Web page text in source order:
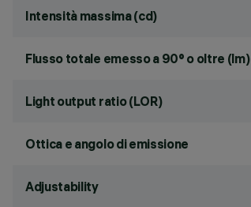
Intensità massima (cd)
Flusso totale emesso a 90° o oltre (lm)
Light output ratio (LOR)
Ottica e angolo di emissione
Adjustability